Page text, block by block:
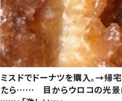
ミスドでドーナツを購入。→帰宅
たら…… 目からウロコの光景